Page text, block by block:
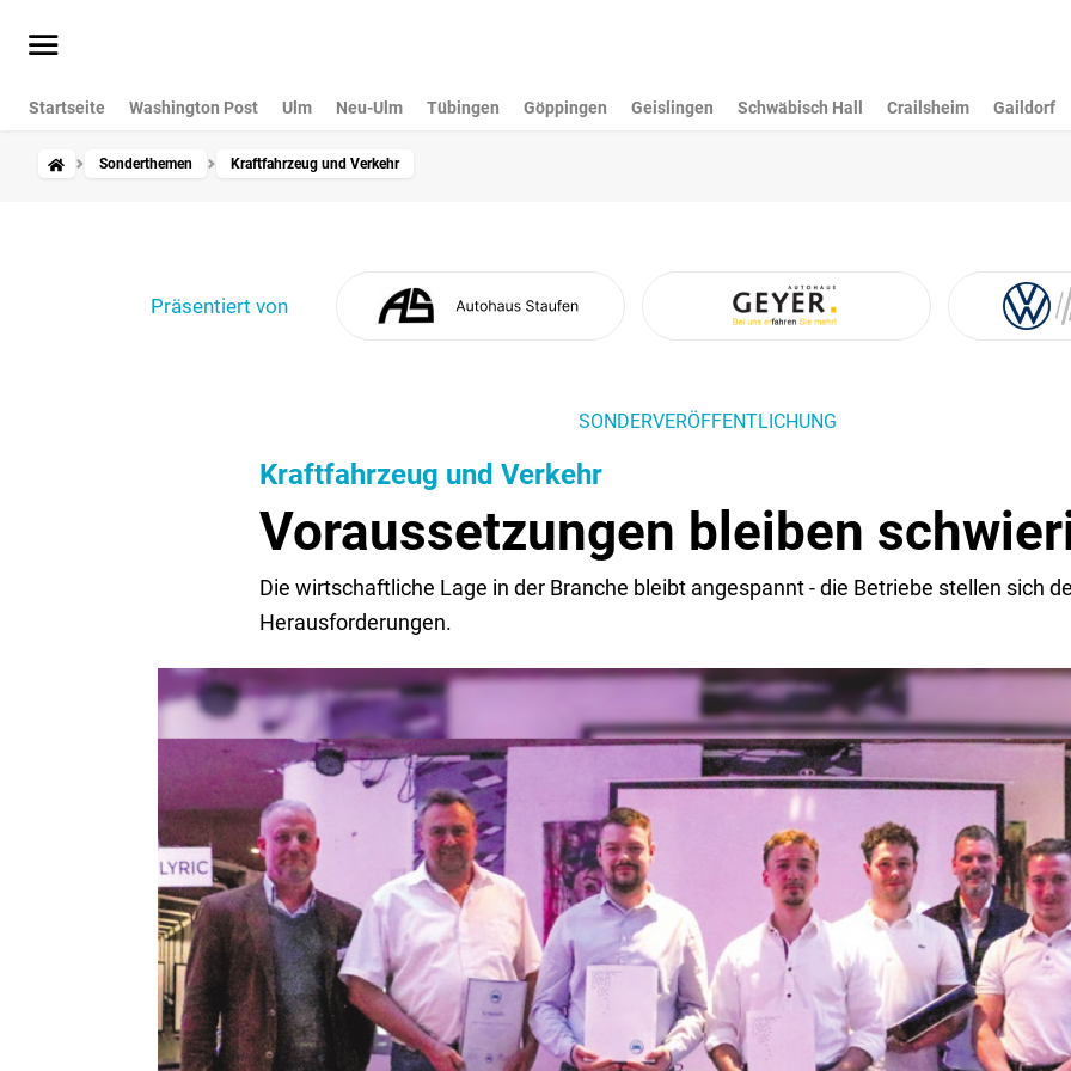
Startseite Washington Post Ulm Neu-Ulm Tübingen Göppingen Geislingen Schwäbisch Hall Crailsheim Gaildorf
Sonderthemen Kraftfahrzeug und Verkehr
Präsentiert von
SONDERVERÖFFENTLICHUNG
Kraftfahrzeug und Verkehr
Voraussetzungen bleiben
Die wirtschaftliche Lage in der Branche bleibt angespannt - die Betriebe stellen sich
Herausforderungen.